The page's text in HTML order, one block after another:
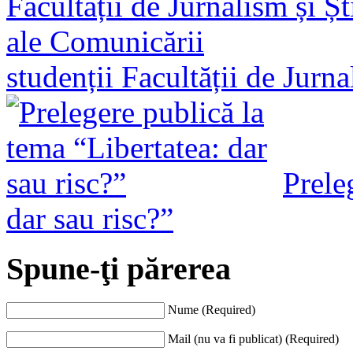
studenții Facultății de
dar sau risc?”
Spune-ţi părerea
Nume (Required)
Mail (nu va fi publicat) (Required)